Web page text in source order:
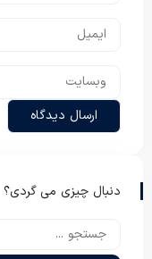
دنبال چیزی می گردی؟